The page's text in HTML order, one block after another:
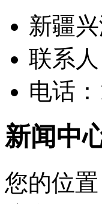
新疆
联系
电话
新闻中
您的位置